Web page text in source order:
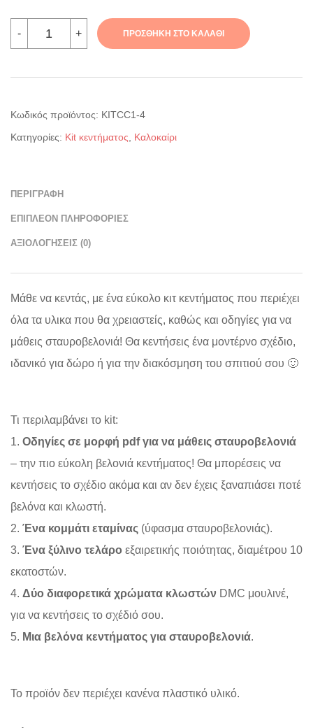
-
κεντήματος:
Αστακός
+ ΠΡΟΣΘΉΚΗ ΣΤΟ ΚΑΛΆΘΙ
Κωδικός προϊόντος: ΚΙΤCC1-4
Κατηγορίες: Kit κεντήματος Καλοκαίρι
ΠΕΡΙΓΡΑΦΉ
ΕΠΙΠΛΈΟΝ ΠΛΗΡΟΦΟΡΊΕΣ
ΑΞΙΟΛΟΓΉΣΕΙΣ (0)
Μάθε να κεντάς, με ένα εύκολο κιτ κεντήματος που περιέχει
όλα τα υλικα που θα χρειαστείς, καθώς και οδηγίες για να
μάθεις σταυροβελονιά! Θα κεντήσεις ένα μοντέρνο σχέδιο,
ιδανικό για δώρο ή για την διακόσμηση του σπιτιού σου 🙂
Τι περιλαμβάνει το kit:
1. Οδηγίες σε μορφή pdf για να μάθεις σταυροβελονιά
– την πιο εύκολη βελονιά κεντήματος! Θα μπορέσεις να
κεντήσεις το σχέδιο ακόμα και αν δεν έχεις ξαναπιάσει ποτέ
βελόνα και κλωστή.
2. Ένα κομμάτι εταμίνας (ύφασμα σταυροβελονιάς).
3. Ένα ξύλινο τελάρο εξαιρετικής ποιότητας, διαμέτρου 10
εκατοστών.
4. Δύο διαφορετικά χρώματα κλωστών DMC μουλινέ,
για να κεντήσεις το σχέδιό σου.
5. Μια βελόνα κεντήματος για σταυροβελονιά.
Το προϊόν δεν περιέχει κανένα πλαστικό υλικό.